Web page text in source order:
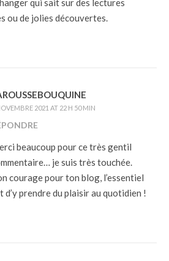
qui sait sur des lectures
ou de jolies découvertes.
2021 AT 22 H 50 MIN
beaucoup pour ce très gentil
je suis très touchée.
courage pour ton blog, l’essentiel
d’y prendre du plaisir au quotidien !